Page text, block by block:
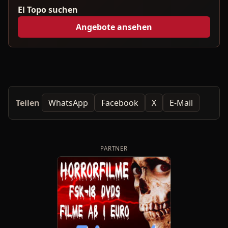
El Topo suchen
Angebote ansehen
Teilen WhatsApp Facebook X E-Mail
PARTNER